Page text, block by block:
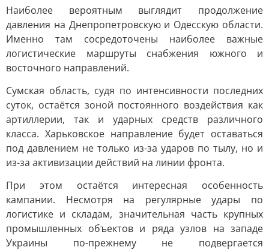
Наиболее вероятным выглядит продолжение
давления на Днепропетровскую и Одесскую области.
Именно там сосредоточены наиболее важные
логистические маршруты снабжения южного и
восточного направлений.
Сумская область, судя по интенсивности последних
суток, остаётся зоной постоянного воздействия как
артиллерии, так и ударных средств различного
класса. Харьковское направление будет оставаться
под давлением не только из-за ударов по тылу, но и
из-за активизации действий на линии фронта.
При этом остаётся интересная особенность
кампании. Несмотря на регулярные удары по
логистике и складам, значительная часть крупных
промышленных объектов и ряда узлов на западе
Украины по-прежнему не подвергается